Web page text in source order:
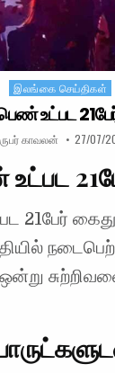
Posted in
இலங்கை செய்திகள்
உட்பட
காவலன் 27/07/
21பேர்
ஒன்று